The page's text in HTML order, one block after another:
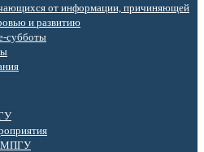
от информации, причиняющей
и развитию
МПГУ